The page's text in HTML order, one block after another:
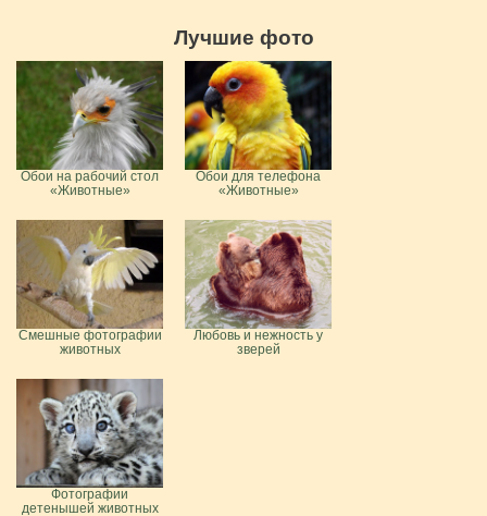
Лучшие фото
Обои на рабочий стол
«Животные»
Обои для телефона
«Животные»
Смешные фотографии
животных
Любовь и нежность у
зверей
Фотографии
детенышей животных